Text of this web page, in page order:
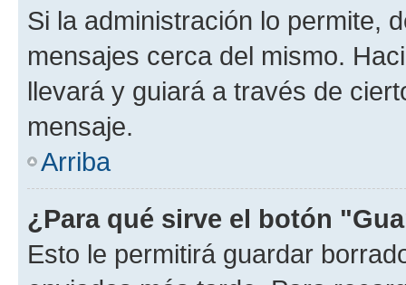
Si la administración lo permite,
mensajes cerca del mismo.
llevará y guiará a través de
mensaje.
Arriba
¿Para qué sirve el botón
Esto le permitirá guardar